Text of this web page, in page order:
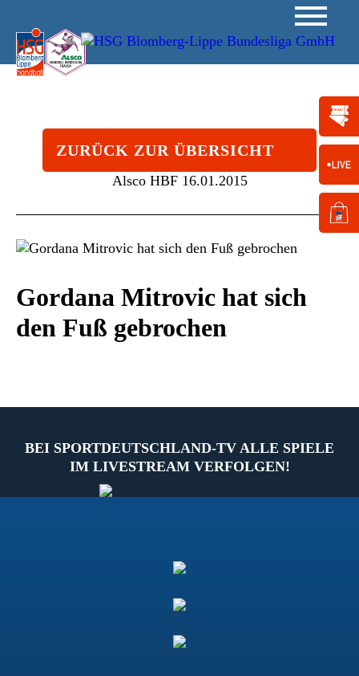
ZURÜCK ZUR ÜBERSICHT
Alsco HBF 16.01.2015
Gordana Mitrovic hat sich
den Fuß gebrochen
BEI SPORTDEUTSCHLAND-TV ALLE SPIELE
IM LIVESTREAM VERFOLGEN!